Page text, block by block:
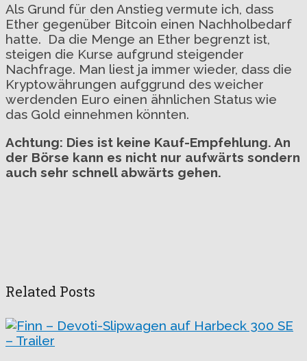
Als Grund für den Anstieg vermute ich, dass
Ether gegenüber Bitcoin einen Nachholbedarf
hatte. Da die Menge an Ether begrenzt ist,
steigen die Kurse aufgrund steigender
Nachfrage. Man liest ja immer wieder, dass die
Kryptowährungen aufggrund des weicher
werdenden Euro einen ähnlichen Status wie
das Gold einnehmen könnten.
Achtung: Dies ist keine Kauf-Empfehlung. An
der Börse kann es nicht nur aufwärts sondern
auch sehr schnell abwärts gehen.
Related Posts